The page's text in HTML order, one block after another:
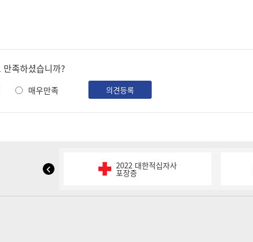
족하셨습니까?
매우만족 의견등록
NIPA
창
결 2022 대한적십자사
포장증